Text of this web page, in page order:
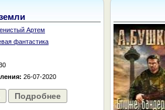
Артем
фантастика
26-07-2020
Подробнее